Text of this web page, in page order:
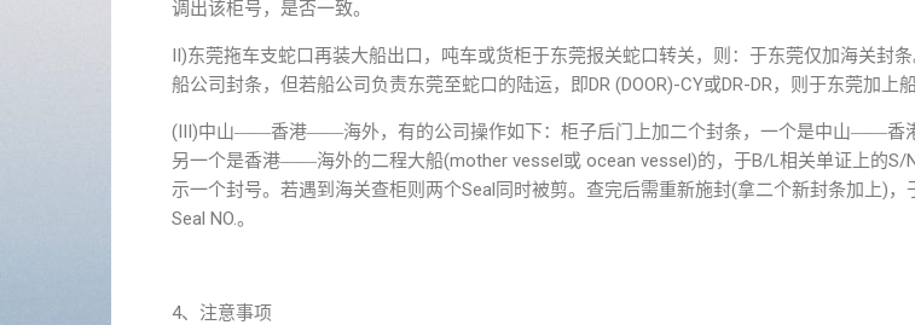
调出该柜号，是否一致。
II)东莞拖车支蛇口再装大船出口，吨车或货柜于东莞报关蛇口转关，则：于东莞仅加海关封
船公司封条，但若船公司负责东莞至蛇口的陆运，即DR (DOOR)-CY或DR-DR，则于东莞加上
(III)中山――香港――海外，有的公司操作如下：柜子后门上加二个封条，一个是中山――香
另一个是香港――海外的二程大船(mother vessel或 ocean vessel)的，于B/L相关单证上的S/
示一个封号。若遇到海关查柜则两个Seal同时被剪。查完后需重新施封(拿二个新封条加上)，
Seal NO.。
4、注意事项